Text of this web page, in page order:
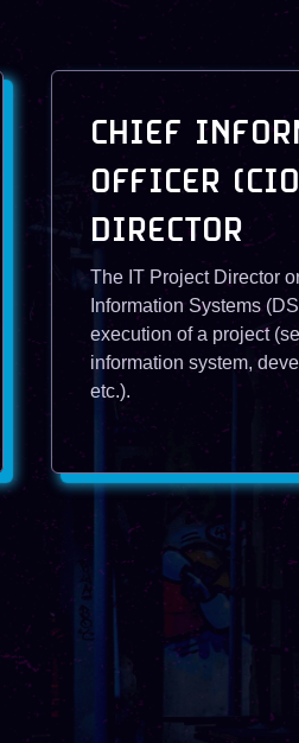
CHIEF
OFFICER
DIRECTOR
The IT Project Director
Information Systems
execution of a project
information system,
etc.).